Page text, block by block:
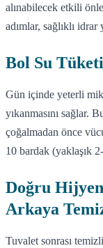
alınabilecek etkili
adımlar, sağlıklı
Bol Su
Gün içinde yeterli
yıkanmasını sağlar.
çoğalmadan önce
10 bardak (yaklaşık
Doğru Hijyen
Arkaya
Tuvalet sonrası